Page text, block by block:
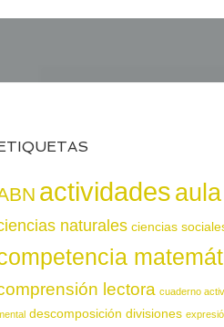
actividadesaula
naturales ciencias
lectora cuaderno
descomposición divisiones